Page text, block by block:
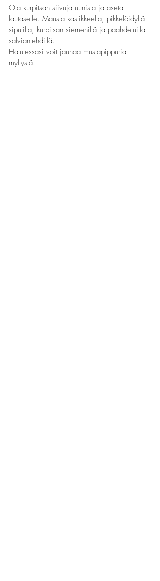
Ota kurpitsan siivuja uunista ja aseta
lautaselle. Mausta kastikkeella, pikkelöidyllä
sipulilla, kurpitsan siemenillä ja paahdetuilla
salvianlehdillä.
Halutessasi voit jauhaa mustapippuria
myllystä.